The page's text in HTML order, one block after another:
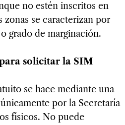
no estén inscritos en
zonas se caracterizan por
grado de marginación.
solicitar la SIM
se hace mediante una
por la Secretaría
físicos. No puede